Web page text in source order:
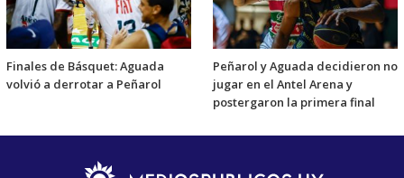
Finales de Básquet: Aguada
volvió a derrotar a Peñarol
Peñarol y Aguada decidieron no
jugar en el Antel Arena y
postergaron la primera final